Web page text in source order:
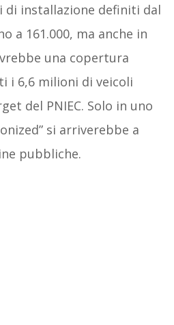
di installazione definiti dal
a 161.000, ma anche in
una copertura
i 6,6 milioni di veicoli
del PNIEC. Solo in uno
si arriverebbe a
pubbliche.